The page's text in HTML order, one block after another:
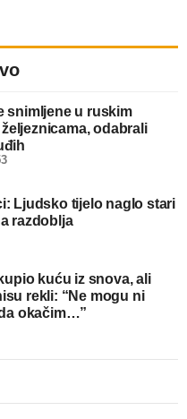
snimljene u ruskim
odabrali
Ljudsko tijelo naglo stari
razdoblja
kuću iz snova, ali
rekli: “Ne mogu ni
okačim…”